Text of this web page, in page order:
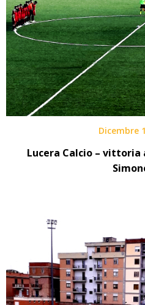
Dicembre
Lucera Calcio – vittoria